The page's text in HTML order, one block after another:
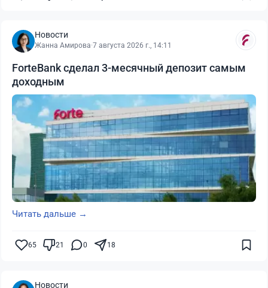
Новости
Жанна Амирова·7 августа 2026 г., 14:11
ForteBank сделал 3-месячный депозит самым
доходным
Читать дальше →
65 21 0 18
Новости